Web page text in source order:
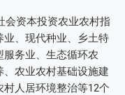
会资本投资农业农村指
业、现代种业、乡土特
务业、生态循环农
农业农村基础设施建
人居环境整治等12个